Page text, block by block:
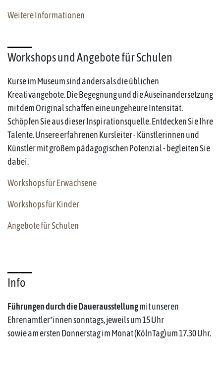
Weitere Informationen
Workshops und Angebote für Schulen
Kurse im Museum sind anders als die üblichen
Kreativangebote. Die Begegnung und die Auseinandersetzung
mit dem Original schaffen eine ungeheure Intensität.
Schöpfen Sie aus dieser Inspirationsquelle. Entdecken Sie Ihre
Talente. Unsere erfahrenen Kursleiter - Künstlerinnen und
Künstler mit großem pädagogischen Potenzial - begleiten Sie
dabei.
Workshops für Erwachsene
Workshops für Kinder
Angebote für Schulen
Info
Führungen durch die Dauerausstellungmit unseren
Ehrenamtler*innen sonntags, jeweils um 15 Uhr
sowie am ersten Donnerstag im Monat (KölnTag) um 17.30 Uhr.